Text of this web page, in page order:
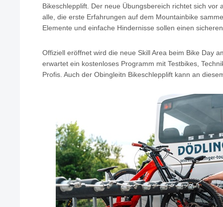
Bikeschlepplift. Der neue Übungsbereich richtet sich vor
alle, die erste Erfahrungen auf dem Mountainbike
Elemente und einfache Hindernisse sollen einen
Offiziell eröffnet wird die neue Skill Area beim Bike Day
erwartet ein kostenloses Programm mit Testbikes,
Profis. Auch der Obingleitn Bikeschlepplift kann an